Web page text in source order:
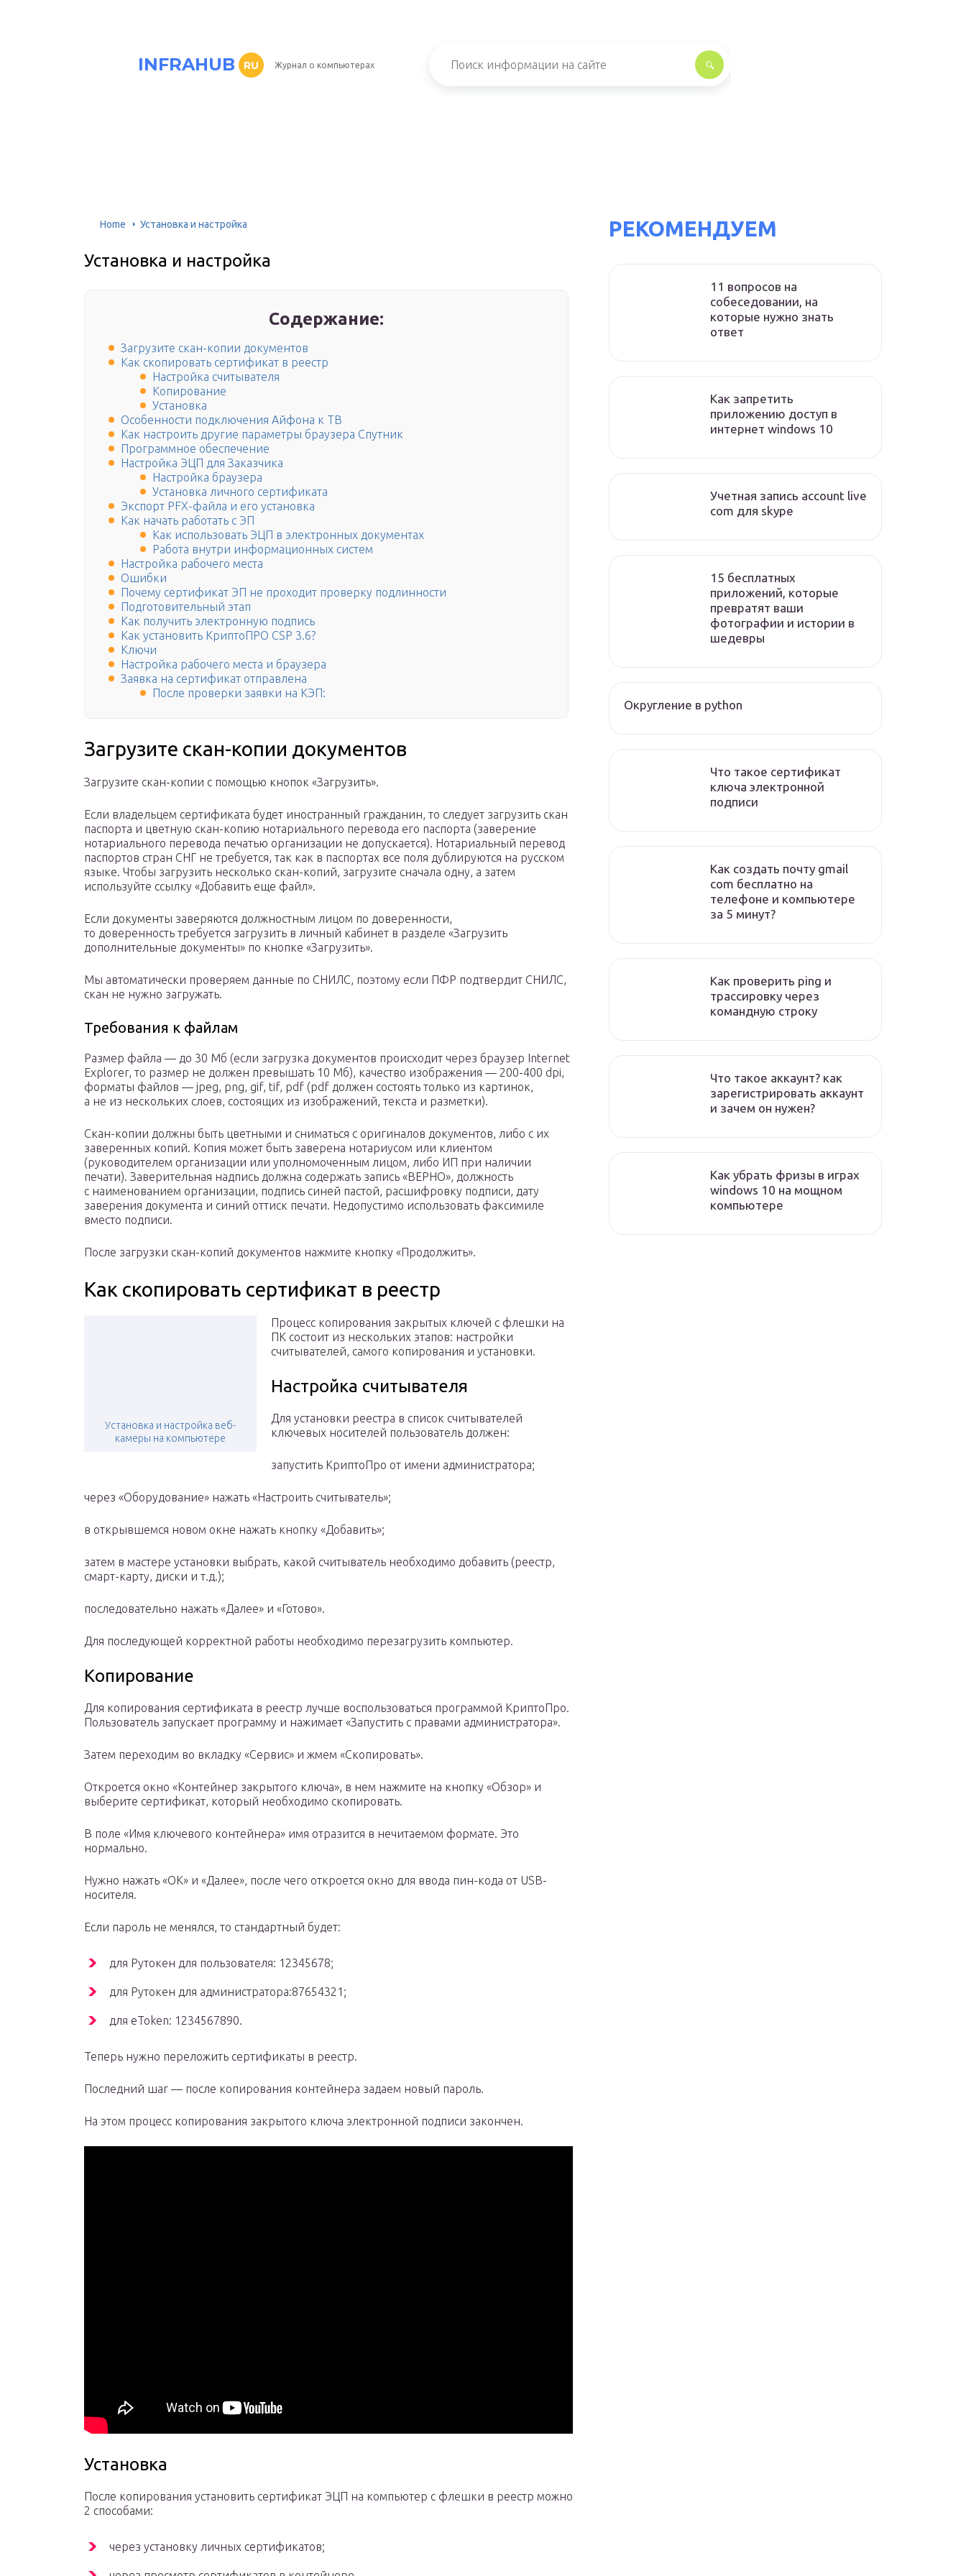
INFRAHUB RU Журнал о компьютерах
Home Установка и настройка
Установка и настройка
Содержание:
Загрузите скан-копии документов
Как скопировать сертификат в реестр
Настройка считывателя
Копирование
Установка
Особенности подключения Айфона к ТВ
Как настроить другие параметры браузера Спутник
Программное обеспечение
Настройка ЭЦП для Заказчика
Настройка браузера
Установка личного сертификата
Экспорт PFX-файла и его установка
Как начать работать с ЭП
Как использовать ЭЦП в электронных документах
Работа внутри информационных систем
Настройка рабочего места
Ошибки
Почему сертификат ЭП не проходит проверку подлинности
Подготовительный этап
Как получить электронную подпись
Как установить КриптоПРО CSP 3.6?
Ключи
Настройка рабочего места и браузера
Заявка на сертификат отправлена
После проверки заявки на КЭП:
Загрузите скан-копии документов
Загрузите скан-копии с помощью кнопок «Загрузить».
Если владельцем сертификата будет иностранный гражданин, то следует загрузить скан
паспорта и цветную скан-копию нотариального перевода его паспорта (заверение
нотариального перевода печатью организации не допускается). Нотариальный перевод
паспортов стран СНГ не требуется, так как в паспортах все поля дублируются на русском
языке. Чтобы загрузить несколько скан-копий, загрузите сначала одну, а затем
используйте ссылку «Добавить еще файл».
Если документы заверяются должностным лицом по доверенности,
то доверенность требуется загрузить в личный кабинет в разделе «Загрузить
дополнительные документы» по кнопке «Загрузить».
Мы автоматически проверяем данные по СНИЛС, поэтому если ПФР подтвердит СНИЛС,
скан не нужно загружать.
Требования к файлам
Размер файла — до 30 Мб (если загрузка документов происходит через браузер Internet
Explorer, то размер не должен превышать 10 Мб), качество изображения — 200-400 dpi,
форматы файлов — jpeg, png, gif, tif, pdf (pdf должен состоять только из картинок,
а не из нескольких слоев, состоящих из изображений, текста и разметки).
Скан-копии должны быть цветными и сниматься с оригиналов документов, либо с их
заверенных копий. Копия может быть заверена нотариусом или клиентом
(руководителем организации или уполномоченным лицом, либо ИП при наличии
печати). Заверительная надпись должна содержать запись «ВЕРНО», должность
с наименованием организации, подпись синей пастой, расшифровку подписи, дату
заверения документа и синий оттиск печати. Недопустимо использовать факсимиле
вместо подписи.
После загрузки скан-копий документов нажмите кнопку «Продолжить».
Как скопировать сертификат в реестр
Установка и настройка веб-
камеры на компьютере
Процесс копирования закрытых ключей с флешки на
ПК состоит из нескольких этапов: настройки
считывателей, самого копирования и установки.
Настройка считывателя
Для установки реестра в список считывателей
ключевых носителей пользователь должен:
запустить КриптоПро от имени администратора;
через «Оборудование» нажать «Настроить считыватель»;
в открывшемся новом окне нажать кнопку «Добавить»;
затем в мастере установки выбрать, какой считыватель необходимо добавить (реестр,
смарт-карту, диски и т.д.);
последовательно нажать «Далее» и «Готово».
Для последующей корректной работы необходимо перезагрузить компьютер.
Копирование
Для копирования сертификата в реестр лучше воспользоваться программой КриптоПро.
Пользователь запускает программу и нажимает «Запустить с правами администратора».
Затем переходим во вкладку «Сервис» и жмем «Скопировать».
Откроется окно «Контейнер закрытого ключа», в нем нажмите на кнопку «Обзор» и
выберите сертификат, который необходимо скопировать.
В поле «Имя ключевого контейнера» имя отразится в нечитаемом формате. Это
нормально.
Нужно нажать «ОК» и «Далее», после чего откроется окно для ввода пин-кода от USB-
носителя.
Если пароль не менялся, то стандартный будет:
для Рутокен для пользователя: 12345678;
для Рутокен для администратора:87654321;
для eToken: 1234567890.
Теперь нужно переложить сертификаты в реестр.
Последний шаг — после копирования контейнера задаем новый пароль.
На этом процесс копирования закрытого ключа электронной подписи закончен.
Установка
После копирования установить сертификат ЭЦП на компьютер с флешки в реестр можно
2 способами:
через установку личных сертификатов;
РЕКОМЕНДУЕМ
11 вопросов на
собеседовании, на
которые нужно знать
ответ
Как запретить
приложению доступ в
интернет windows 10
Учетная запись account live
com для skype
15 бесплатных
приложений, которые
превратят ваши
фотографии и истории в
шедевры
Округление в python
Что такое сертификат
ключа электронной
подписи
Как создать почту gmail
com бесплатно на
телефоне и компьютере
за 5 минут?
Как проверить ping и
трассировку через
командную строку
Что такое аккаунт? как
зарегистрировать аккаунт
и зачем он нужен?
Как убрать фризы в играх
windows 10 на мощном
компьютере